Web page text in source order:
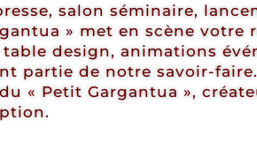
salon séminaire,
» met en scène votre
design, animations
partie de notre savoir-faire.
« Petit Gargantua »,